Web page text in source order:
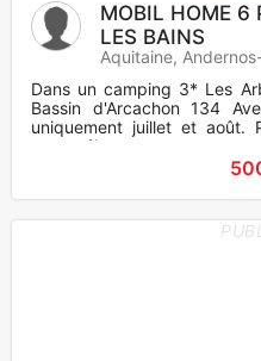
MOBIL HOME 6
LES BAINS
Aquitaine,
Dans un camping 3* Les
Bassin d'Arcachon 134
uniquement juillet et août.
votre séjou